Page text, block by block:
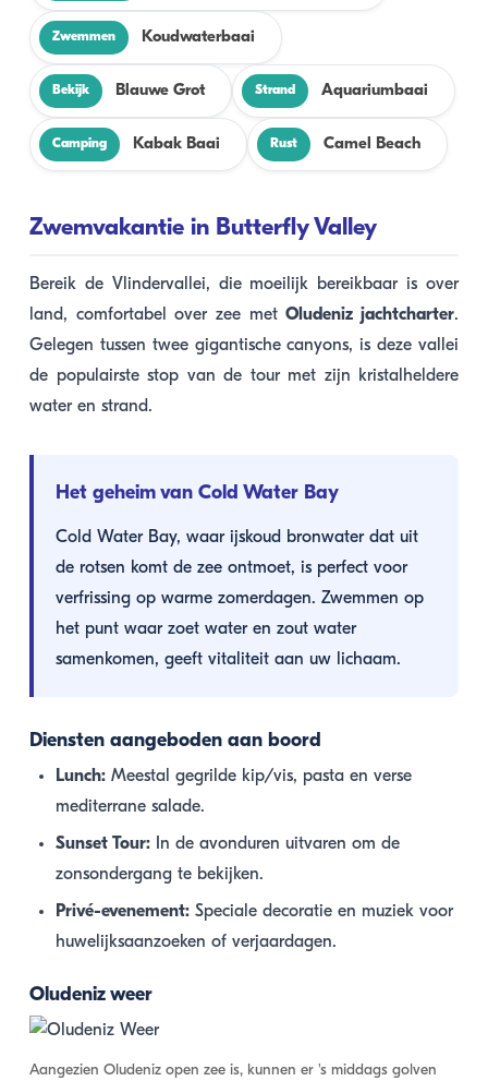
Zwemmen Koudwaterbaai
Bekijk Blauwe Grot Strand Aquariumbaai
Camping Kabak Baai Rust Camel Beach
Zwemvakantie in Butterfly Valley
Bereik de Vlindervallei, die moeilijk bereikbaar is over
land, comfortabel over zee metOludeniz jachtcharter.
Gelegen tussen twee gigantische canyons, is deze vallei
de populairste stop van de tour met zijn kristalheldere
water en strand.
Het geheim van Cold Water Bay
Cold Water Bay, waar ijskoud bronwater dat uit
de rotsen komt de zee ontmoet, is perfect voor
verfrissing op warme zomerdagen. Zwemmen op
het punt waar zoet water en zout water
samenkomen, geeft vitaliteit aan uw lichaam.
Diensten aangeboden aan boord
Lunch: Meestal gegrilde kip/vis, pasta en verse
mediterrane salade.
Sunset Tour: In de avonduren uitvaren om de
zonsondergang te bekijken.
Privé-evenement: Speciale decoratie en muziek voor
huwelijksaanzoeken of verjaardagen.
Oludeniz weer
Aangezien Oludeniz open zee is, kunnen er 's middags golven